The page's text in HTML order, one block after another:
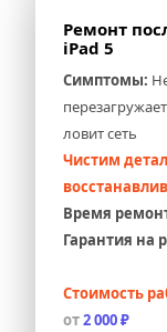
Ремонт
iPad 5
Симптомы:
ловит сеть
Чистим
Время
Гарантия на
Стоимость
от 2 000 ₽